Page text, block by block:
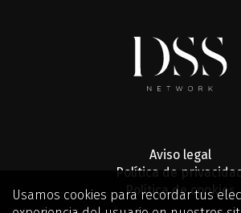
Aviso legal
Política de
Política de cookies
Usamos cookies para recordar tus